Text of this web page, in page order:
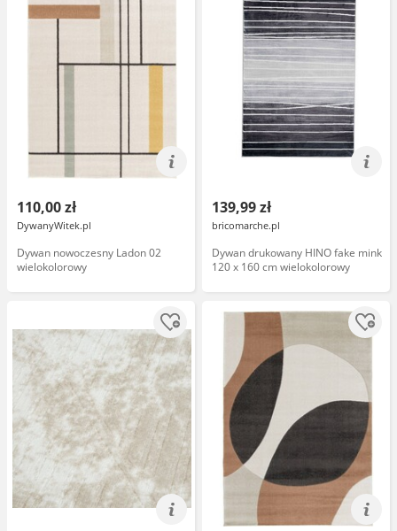
110,00 zł
DywanyWitek.pl
Dywan nowoczesny Ladon 02
wielokolorowy
139,99 zł
bricomarche.pl
Dywan drukowany HINO fake mink
120 x 160 cm wielokolorowy